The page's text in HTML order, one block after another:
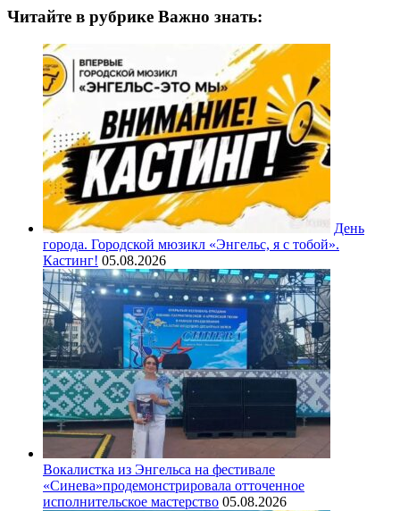
Читайте в рубрике Важно знать:
День
города. Городской мюзикл «Энгельс, я с тобой».
Кастинг! 05.08.2026
Вокалистка из Энгельса на фестивале
«Синева»продемонстрировала отточенное
исполнительское мастерство 05.08.2026